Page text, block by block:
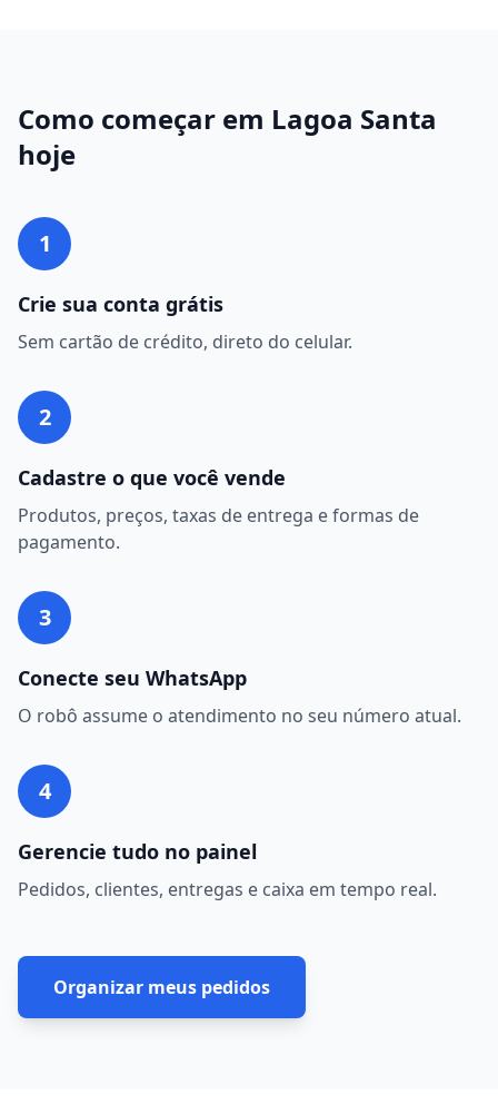
Como começar em Lagoa Santa
hoje
1
Crie sua conta grátis
Sem cartão de crédito, direto do celular.
2
Cadastre o que você vende
Produtos, preços, taxas de entrega e formas de
pagamento.
3
Conecte seu WhatsApp
O robô assume o atendimento no seu número atual.
4
Gerencie tudo no painel
Pedidos, clientes, entregas e caixa em tempo real.
Organizar meus pedidos